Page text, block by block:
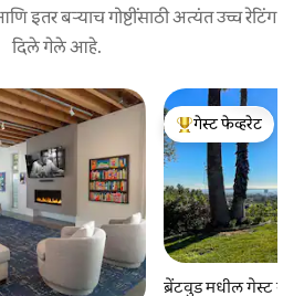
इतर बऱ्याच गोष्टींसाठी अत्यंत उच्च रेटिंग
दिले गेले आहे.
टॉप गेस्ट फेव्हरेट
गेस्ट फेव्हरेट
ब्रेंटवुड मधील गेस्ट